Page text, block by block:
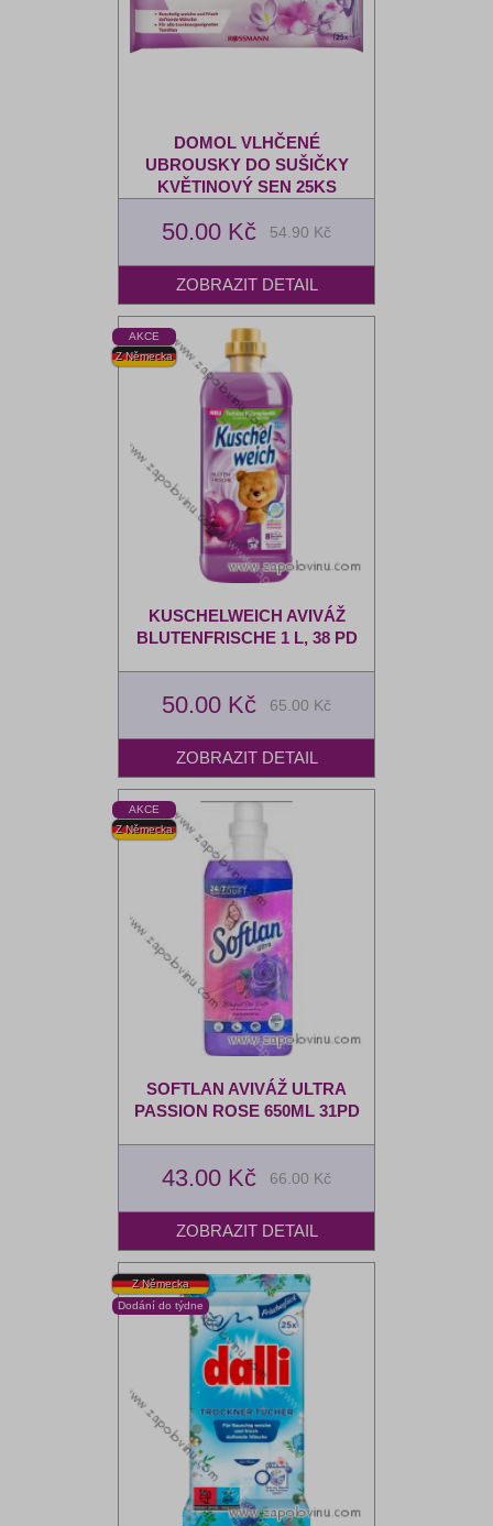
DOMOL VLHČENÉ
UBROUSKY DO SUŠIČKY
KVĚTINOVÝ SEN 25KS
50.00 Kč 54.90 Kč
KUSCHELWEICH AVIVÁŽ
BLUTENFRISCHE 1 L, 38 PD
50.00 Kč 65.00 Kč
SOFTLAN AVIVÁŽ ULTRA
PASSION ROSE 650ML 31PD
43.00 Kč 66.00 Kč